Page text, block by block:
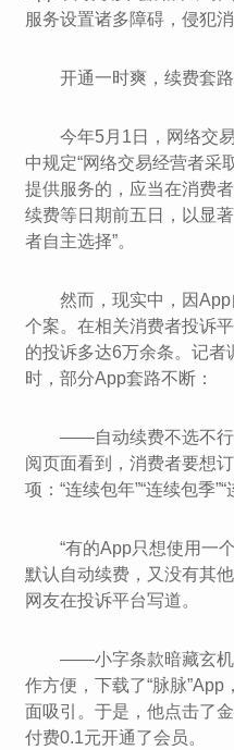
服务设置诸多障碍，侵犯
开通一时爽，续费套
今年5月1日，网络交
中规定“网络交易经营者采
提供服务的，应当在消费
续费等日期前五日，以显
者自主选择”。
然而，现实中，因
个案。在相关消费者投诉
的投诉多达6万余条。记者
时，部分App套路不断：
——自动续费不选不行
阅页面看到，消费者要想
项：“连续包年”“连续包季”“
“有的App只想使用一
默认自动续费，又没有其
网友在投诉平台写道。
——小字条款暗藏玄机
作方便，下载了“脉脉”App
面吸引。于是，他点击了
付费0.1元开通了会员。